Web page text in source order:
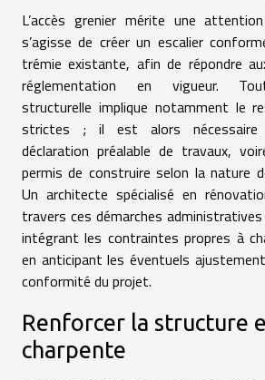
L’accès grenier mérite une
s’agisse de créer un escalier
trémie existante, afin de répondre
réglementation en vigueur.
structurelle implique notamment le
strictes ; il est alors nécessaire
déclaration préalable de travaux,
permis de construire selon la nature
Un architecte spécialisé en
travers ces démarches
intégrant les contraintes propres à
en anticipant les éventuels
conformité du projet.
Renforcer la structure
charpente